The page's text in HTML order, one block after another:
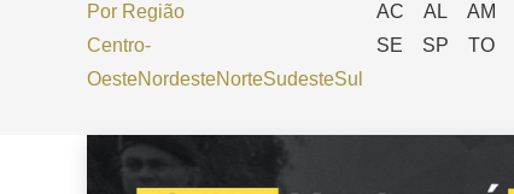
Por Região
Centro-
OesteNordesteNorteSudesteSul
AC AL AM
SE
SP TO